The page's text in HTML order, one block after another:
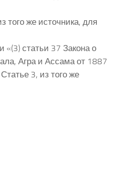
того же источника, для
статьи 37 Закона о
Агра и Ассама от 1887
3, из того же